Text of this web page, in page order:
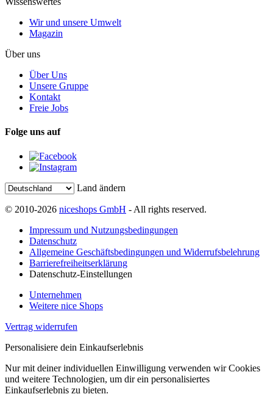
Wir und unsere Umwelt
Magazin
Über uns
Über Uns
Unsere Gruppe
Kontakt
Freie Jobs
Folge uns auf
Land ändern
© 2010-2026 niceshops GmbH - All rights reserved.
Impressum und Nutzungsbedingungen
Datenschutz
Allgemeine Geschäftsbedingungen und Widerrufsbelehrung
Barrierefreiheitserklärung
Datenschutz-Einstellungen
Unternehmen
Weitere nice Shops
Vertrag widerrufen
Personalisiere dein Einkaufserlebnis
Nur mit deiner individuellen Einwilligung verwenden wir Cookies
und weitere Technologien, um dir ein personalisiertes
Einkaufserlebnis zu bieten.